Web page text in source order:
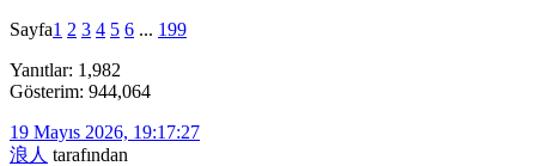
Sayfa1 2 3 4 5 6 ... 199
Yanıtlar: 1,982
Gösterim: 944,064
19 Mayıs 2026, 19:17:27
浪人 tarafından